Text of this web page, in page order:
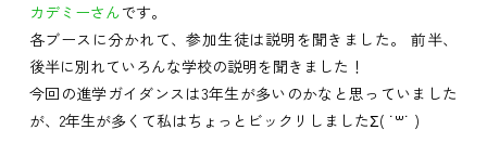
カデミーさんです。
各ブースに分かれて、参加生徒は説明を聞きました。 前半、
後半に別れていろんな学校の説明を聞きました！
今回の進学ガイダンスは3年生が多いのかなと思っていました
が、2年生が多くて私はちょっとビックリしましたΣ( ˙꒳˙ )